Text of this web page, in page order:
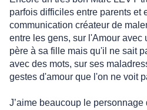
parfois difficiles entre parents et
communication créateur de
entre les gens, sur l'Amour avec
père à sa fille mais qu'il ne sait
avec des mots, sur ses
gestes d'amour que l'on ne voit
J’aime beaucoup le